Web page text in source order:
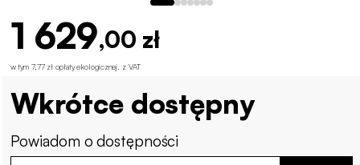
1 629,00 zł
w tym 7,77 zł opłaty ekologicznej z VAT
Wkrótce dostępny
Powiadom o dostępności